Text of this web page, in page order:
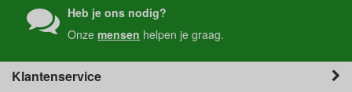
Heb je ons nodig?
Onzemensen helpen je graag.
Klantenservice